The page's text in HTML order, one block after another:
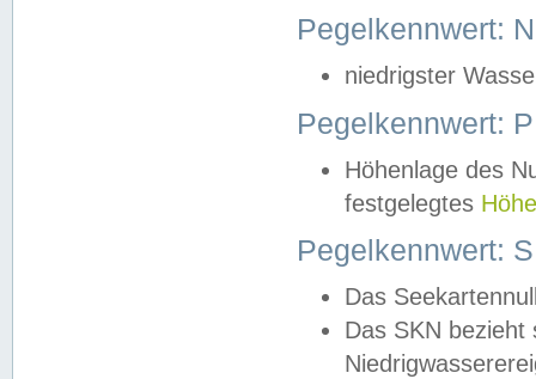
Pegelkennwert:
niedrigster
Pegelkennwert:
Höhenlage des
festgelegtes
Pegelkennwert:
Das
Das SKN